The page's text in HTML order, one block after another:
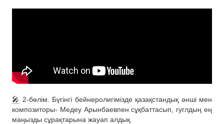
🎤 2-бөлім. Бүгінгі бейнеролигімізде қазақстандық әнші мен
композиторы- Медеу Арынбаевпен сұқбаттасып, гуглдың ең
маңызды сұрақтарына жауап алдық.